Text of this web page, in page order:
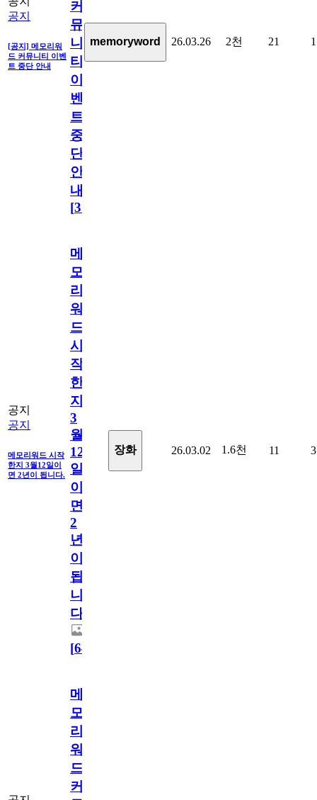
공지
[공지] 메모리워
드 커뮤니티 이벤
트 중단 안내
커
뮤
니
티
이
벤
트
중
단
안
내
[31
memoryword 26.03.26 2천 21 1
공지
공지
메모리워드 시작
한지 3월12일이
면 2년이 됩니다.
메
모
리
워
드
시
작
한
지
3
월
12
일
이
면
2
년
이
됩
니
다.
[64
장화 26.03.02 1.6천 11 3
메
모
리
워
드
커